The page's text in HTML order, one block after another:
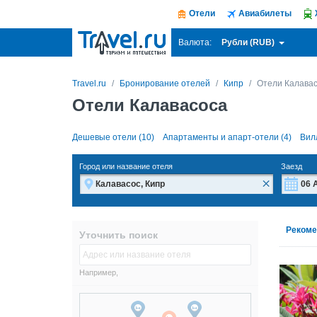
Отели Авиабилеты
Валюта: Рубли (RUB)
Travel.ru Бронирование отелей Кипр Отели
Отели Калавасоса
Дешевые отели (10) Апартаменты и апарт-отели (4)
Город или название отеля
×
Заезд
10
17
10
17
Уточнить поиск
Например,